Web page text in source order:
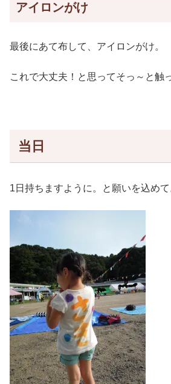
アイロンがけ
最後にあて布して、アイロンがけ。
これで大丈夫！と思ってそっ～と触
当日
1日持ちますように。と願いを込めて